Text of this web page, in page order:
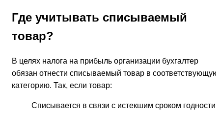
Где учитывать списываемый
товар?
В целях налога на прибыль организации бухгалтер
обязан отнести списываемый товар в соответствующую
категорию. Так, если товар:
Списывается в связи с истекшим сроком годности,